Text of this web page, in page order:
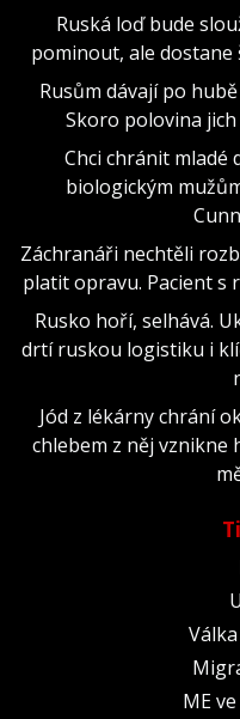
Ruská loď bude
pominout, ale
Rusům dávají po
Skoro polovina
Chci chránit mladé
biologickým
Záchranáři nechtěli
platit opravu. Pacient
Rusko hoří, selhává.
drtí ruskou logistiku i
Jód z lékárny chrání
chlebem z něj vznikne
ME